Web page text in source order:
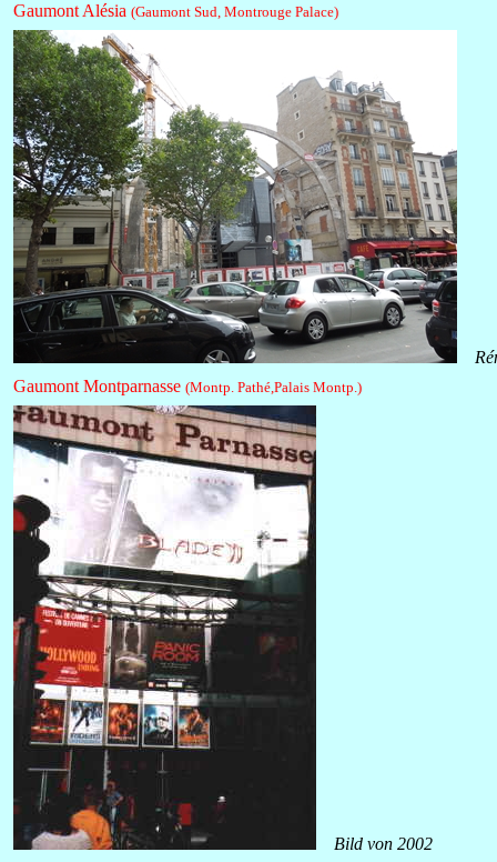
Gaumont Alésia (Gaumont Sud, Montrouge Palace)
Gaumont Montparnasse (Montp. Pathé,Palais Montp.)
Bild von 2002